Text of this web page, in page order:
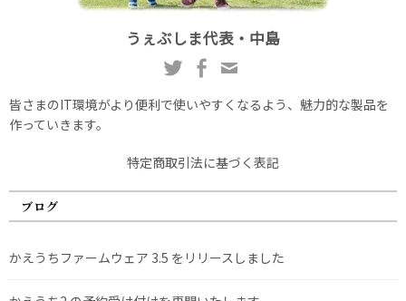
うぇぶしま代表・中島
皆さまのIT環境がより便利で使いやすくなるよう、魅力的な製品を
作っていきます。
特定商取引法に基づく表記
ブログ
かえうちファームウェア 3.5 をリリースしました